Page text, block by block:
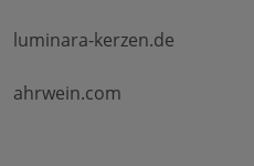
luminara-kerzen.de
ahrwein.com